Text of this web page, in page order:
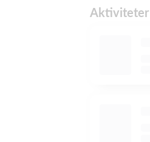
Aktiviteter